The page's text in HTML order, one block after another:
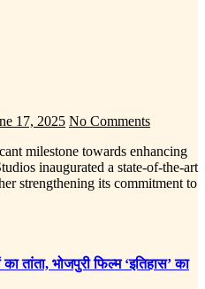
17, 2025 No Comments
inaugurated a state-of-the-art
strengthening its commitment to
तांता, भोजपुरी फिल्म ‘इतिहास’ का